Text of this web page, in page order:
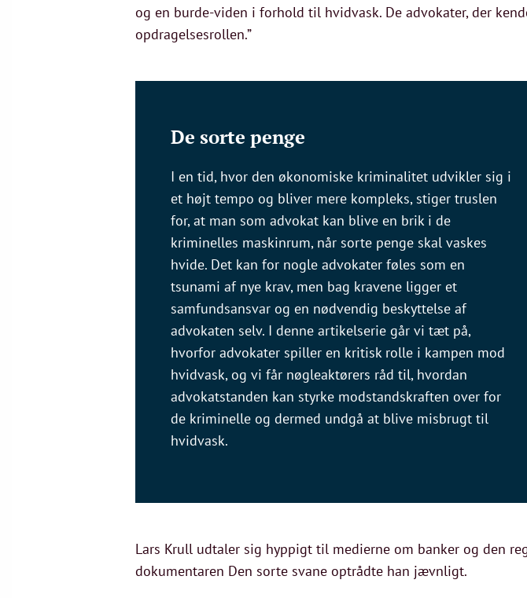
og en burde-viden i forhold til hvidvask. De advokater, der
opdragelsesrollen.”
De sorte penge
I en tid, hvor den økonomiske kriminalitet udvikler sig i
et højt tempo og bliver mere kompleks, stiger truslen
for, at man som advokat kan blive en brik i de
kriminelles maskinrum, når sorte penge skal vaskes
hvide. Det kan for nogle advokater føles som en
tsunami af nye krav, men bag kravene ligger et
samfundsansvar og en nødvendig beskyttelse af
advokaten selv. I denne artikelserie går vi tæt på,
hvorfor advokater spiller en kritisk rolle i kampen mod
hvidvask, og vi får nøgleaktørers råd til, hvordan
advokatstanden kan styrke modstandskraften over for
de kriminelle og dermed undgå at blive misbrugt til
hvidvask.
Lars Krull udtaler sig hyppigt til medierne om banker og den
dokumentaren Den sorte svane optrådte han jævnligt.